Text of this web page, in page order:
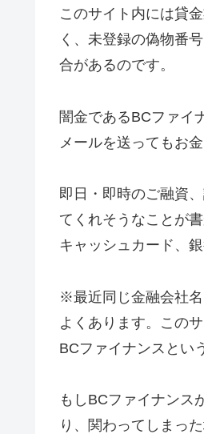
このサイト内には貸
く、未登録の偽物番
合があるのです。
闇金であるBCファイ
メールを送ってもお
即日・即時のご融資
てくれそうなことが
キャッシュカード、
※最近同じ金融会社
よくあります。この
BCファイナンス とい
もし BCファイナンス
り、関わってしまっ